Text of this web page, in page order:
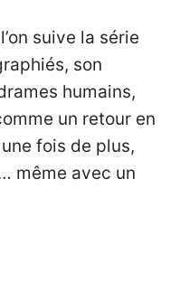
suive la série
son
humains,
un retour en
fois de plus,
même avec un